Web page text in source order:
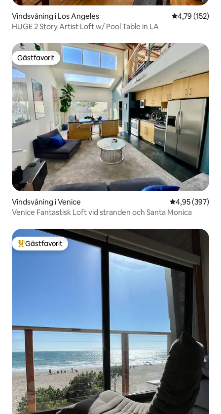
Vindsvåning i Los Angeles 4,79 av 5 i
4,79 (152)
HUGE 2 Story Artist Loft w/ Pool Table in LA
Gästfavorit
Gästfavorit
Vindsvåning i Venice 4,95 av 5 i
4,95 (397)
Venice Fantastisk Loft vid stranden och Santa Monica
Populär gästfavorit
Gästfavorit